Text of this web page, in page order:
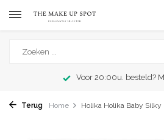
Voor 20:00u. besteld?
Terug Home Holika Holika Baby Silky